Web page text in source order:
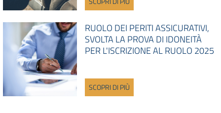
RUOLO DEI PERITI ASSICURATIVI,
SVOLTA LA PROVA DI IDONEITÀ
PER L'ISCRIZIONE AL RUOLO 2025
SCOPRI DI PIÙ